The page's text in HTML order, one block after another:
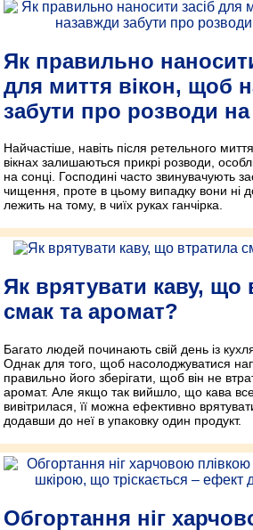
Як правильно
для миття вікон, щоб
забути про розводи на
Найчастіше, навіть після ретельного
вікнах залишаються прикрі розводи,
на сонці. Господині часто звинувачують
чищення, проте в цьому випадку вони ні
лежить на тому, в чиїх руках ганчірка.
Як врятувати каву, що
смак та аромат?
Багато людей починають свій день із
Однак для того, щоб насолоджуватися
правильно його зберігати, щоб він не
аромат. Але якщо так вийшло, що кава
вивітрилася, її можна ефективно
додавши до неї в упаковку один продукт.
Обгортання ніг